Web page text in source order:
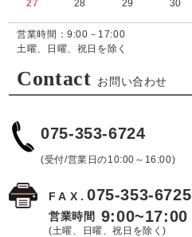
27 28 29 30
営業時間：9:00－17:00
土曜、日曜、祝日を除く
Contact お問い合わせ
075-353-6724
(受付/営業日の10:00～16:00)
FAX.075-353-6725
営業時間 9:00~17:00
(土曜、日曜、祝日を除く)